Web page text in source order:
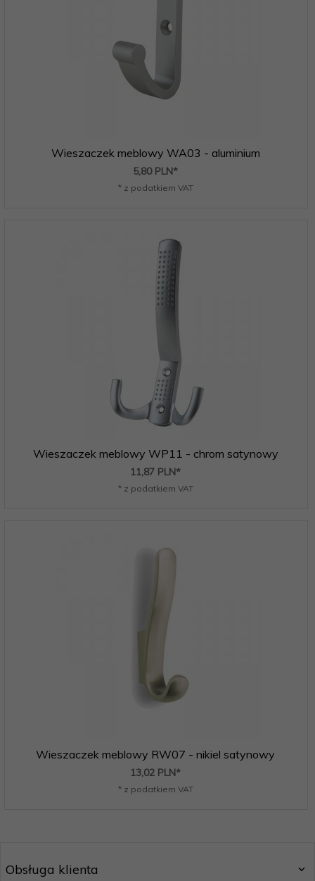
Wieszaczek meblowy WA03 - aluminium
5,80 PLN*
* z podatkiem VAT
Wieszaczek meblowy WP11 - chrom satynowy
11,87 PLN*
* z podatkiem VAT
Wieszaczek meblowy RW07 - nikiel satynowy
13,02 PLN*
* z podatkiem VAT
Obsługa klienta